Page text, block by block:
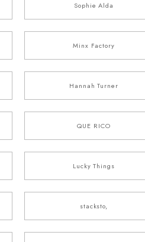
Sophie Alda
Minx Factory
Hannah Turner
QUE RICO
Lucky Things
stacksto,